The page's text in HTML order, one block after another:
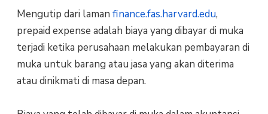
Mengutip dari laman finance.fas.harvard.edu,
prepaid expense adalah biaya yang dibayar di muka
terjadi ketika perusahaan melakukan pembayaran di
muka untuk barang atau jasa yang akan diterima
atau dinikmati di masa depan.